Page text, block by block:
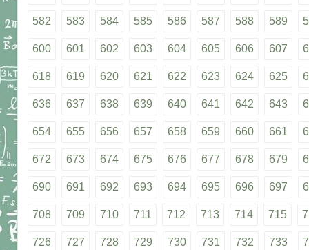
582 583 584 585 586 587 588 589
600 601 602 603 604 605 606 607
618 619 620 621 622 623 624 625
636 637 638 639 640 641 642 643
654 655 656 657 658 659 660 661
672 673 674 675 676 677 678 679
690 691 692 693 694 695 696 697
708 709 710 711 712 713 714 715
726 727 728 729 730 731 732 733